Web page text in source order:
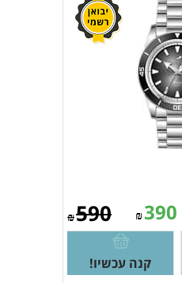
₪590 ₪390
קנה עכשיו!